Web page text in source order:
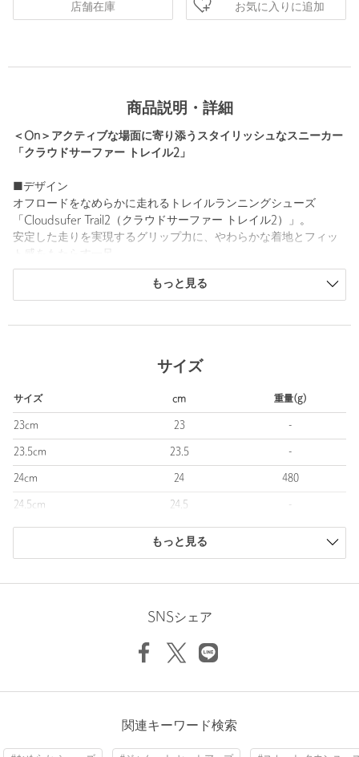
店舗在庫 お気に入りに追加
商品説明・詳細
＜On＞アクティブな場面に寄り添うスタイリッシュなスニーカー
「クラウドサーファー トレイル2」
■デザイン
オフロードをなめらかに走れるトレイルランニングシューズ
「Cloudsufer Trail2（クラウドサーファー トレイル2）」。
安定した走りを実現するグリップ力に、やわらかな着地とフィッ
雨の日でも履きやすい防水仕様も嬉しいポイントです。
近場のトレイルなどのスポーツシーンにはもちろん、目を惹くデ
ジャケットやセットアップスタイルの外しとして、スカートやワ
■メーカー品番：3WF30124725 （Ghost/Chalk）
============================
機能性：Waterproof
＜On（オン）＞
スイス チューリッヒを中心に、世界中に拠点を置くスポーツカン
パニー。
たちによって形作られたランニングシューズは、世界中で活躍す
るさまざまなアスリートに愛用されています。
ございます。
※商品に「取り扱い上の注意書き」、「洗濯表示」がございます
もっと見る
サイズ
サイズ cm 重量(g)
23cm 23 -
23.5cm 23.5 -
24cm 24 480
24.5cm 24.5 -
商品は、独自の採寸方法により採寸されています。
もっと見る
SNSシェア
関連キーワード検索